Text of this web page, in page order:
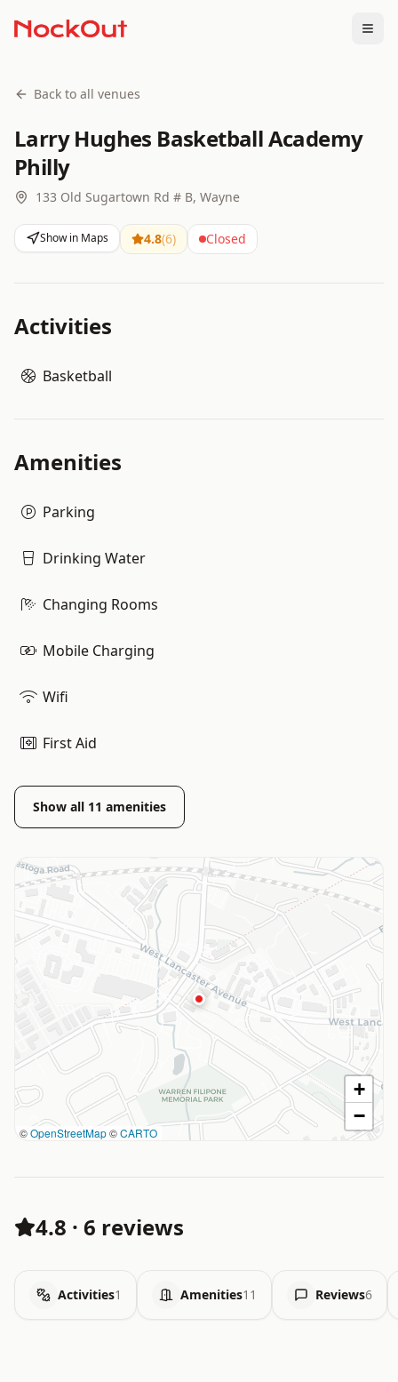
Back to all venues
Larry Hughes Basketball Academy
Philly
133 Old Sugartown Rd # B, Wayne
Show in Maps 4.8(6) Closed
Activities
Basketball
Amenities
Parking
Drinking Water
Changing Rooms
Mobile Charging
Wifi
First Aid
Show all 11 amenities
©OpenStreetMap©CARTO
+
−
4.8 · 6 reviews
Activities1 Amenities11 Reviews6